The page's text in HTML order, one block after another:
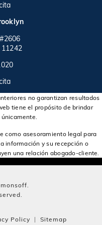
trabajador lesionado
de descarrilamiento de tren
de accidente de construcción
de una condena injusta
a una víctima de un accidente de
(opens in a new tab)
in a new tab)
at
no garantizan resultados
tiene el propósito de brindar
como asesoramiento legal para
información y su recepción o
una relación abogado-cliente.
Policy Sitemap